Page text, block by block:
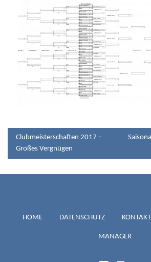
Clubmeisterschaften 2017 –
Großes Vergnügen
TC
HOME DATENSCHUTZ KONTAKT
MANAGER